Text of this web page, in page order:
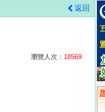
返回
瀏覽人次： 18569